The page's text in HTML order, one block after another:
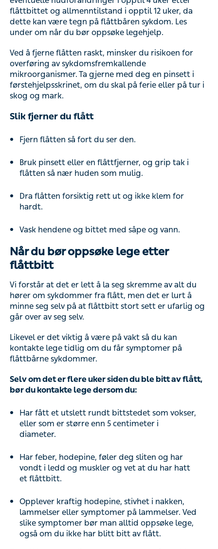
flåttbittet og allmenntilstand i opptil 12 uker, da
dette kan være tegn på flåttbåren sykdom. Les
under om når du bør oppsøke legehjelp.
Ved å fjerne flåtten raskt, minsker du risikoen for
overføring av sykdomsfremkallende
mikroorganismer. Ta gjerne med deg en pinsett i
førstehjelpsskrinet, om du skal på ferie eller på tur i
skog og mark.
Slik fjerner du flått
Fjern flåtten så fort du ser den.
Bruk pinsett eller en flåttfjerner, og grip tak i
flåtten så nær huden som mulig.
Dra flåtten forsiktig rett ut og ikke klem for
hardt.
Vask hendene og bittet med såpe og vann.
Når du bør oppsøke lege etter
flåttbitt
Vi forstår at det er lett å la seg skremme av alt du
hører om sykdommer fra flått, men det er lurt å
minne seg selv på at flåttbitt stort sett er ufarlig og
går over av seg selv.
Likevel er det viktig å være på vakt så du kan
kontakte lege tidlig om du får symptomer på
flåttbårne sykdommer.
Selv om det er flere uker siden du ble bitt av flått,
bør du kontakte lege dersom du:
Har fått et utslett rundt bittstedet som vokser,
eller som er større enn 5 centimeter i
diameter.
Har feber, hodepine, føler deg sliten og har
vondt i ledd og muskler og vet at du har hatt
et flåttbitt.
Opplever kraftig hodepine, stivhet i nakken,
lammelser eller symptomer på lammelser. Ved
slike symptomer bør man alltid oppsøke lege,
også om du ikke har blitt bitt av flått.